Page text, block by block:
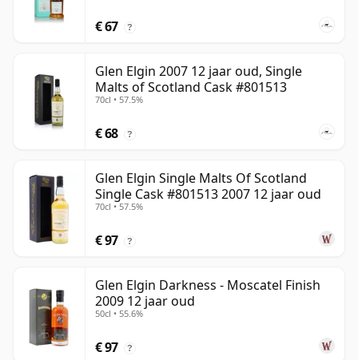
€ 67 ?
Glen Elgin 2007 12 jaar oud, Single
Malts of Scotland Cask #801513
70cl • 57.5%
€ 68 ?
Glen Elgin Single Malts Of Scotland
Single Cask #801513 2007 12 jaar oud
70cl • 57.5%
€ 97 ?
Glen Elgin Darkness - Moscatel Finish
2009 12 jaar oud
50cl • 55.6%
€ 97 ?